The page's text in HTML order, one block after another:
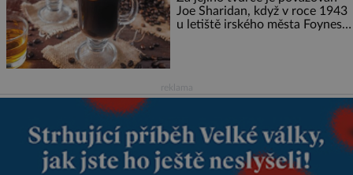
věkem jako kdyby se paměť
rozhodla stávkovat. Cvičte
Joe Sharidan, když v roce 1943
u letiště irského města Foynes